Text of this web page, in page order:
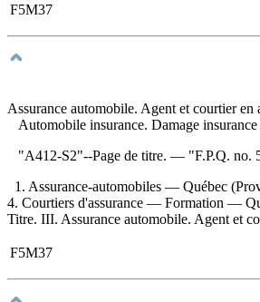
F5M37
Assurance automobile. Agent et courtier en
Automobile insurance. Damage
"A412-S2"--Page de titre. — "F.P.Q. no.
1. Assurance-automobiles — Québec
4. Courtiers d'assurance — Formation —
Titre. III. Assurance automobile. Agent et
F5M37